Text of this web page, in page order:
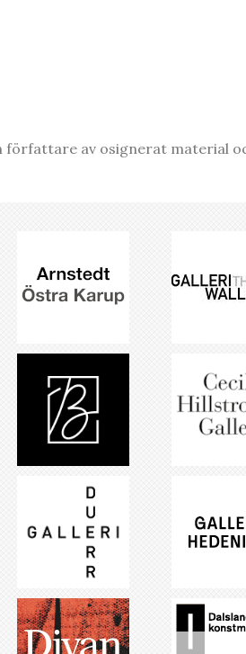
författare av osignerat material